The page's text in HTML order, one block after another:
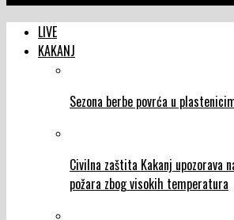
LIVE
KAKANJ
Sezona berbe povrća u
Civilna zaštita Kakanj upozorava
požara zbog visokih temperatura